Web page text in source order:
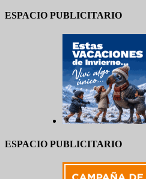
ESPACIO PUBLICITARIO
ESPACIO PUBLICITARIO